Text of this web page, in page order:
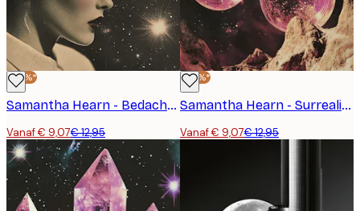
-30%*
Samantha Hearn - Bedachtzame Kosmische Vrouw Poster
Vanaf € 9,07€ 12,95
-30%*
Samantha Hearn - Surrealistische Roze Planeten Poster
Vanaf € 9,07€ 12,95